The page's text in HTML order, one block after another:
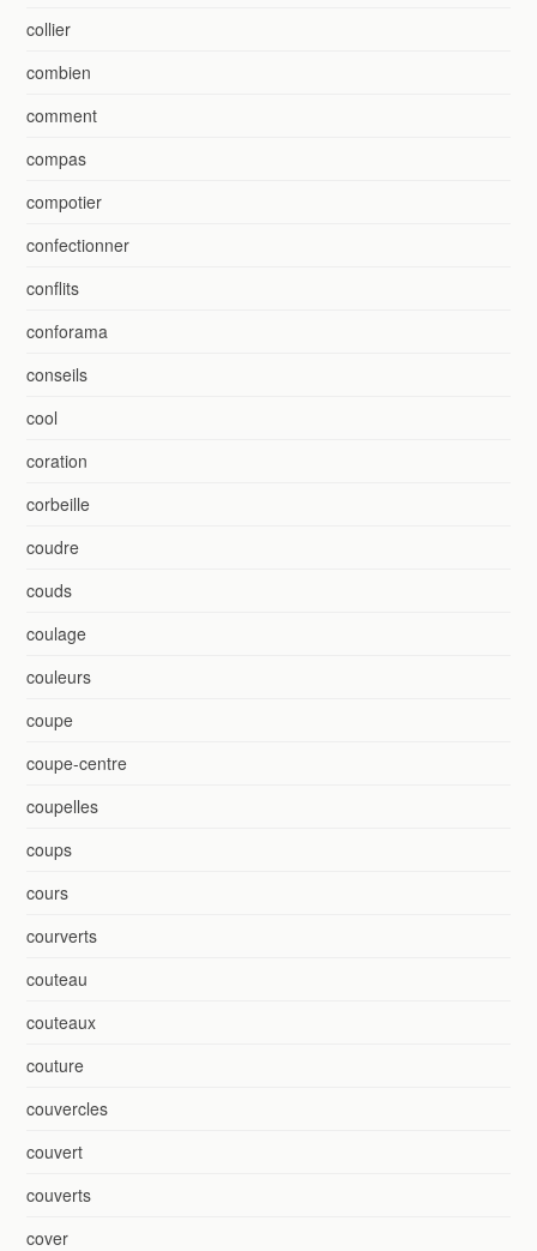
collier
combien
comment
compas
compotier
confectionner
conflits
conforama
conseils
cool
coration
corbeille
coudre
couds
coulage
couleurs
coupe
coupe-centre
coupelles
coups
cours
courverts
couteau
couteaux
couture
couvercles
couvert
couverts
cover